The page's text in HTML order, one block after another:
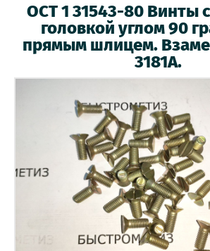
ОСТ 1 31543-80 Винты
головкой углом 90
прямым шлицем.
3181А.